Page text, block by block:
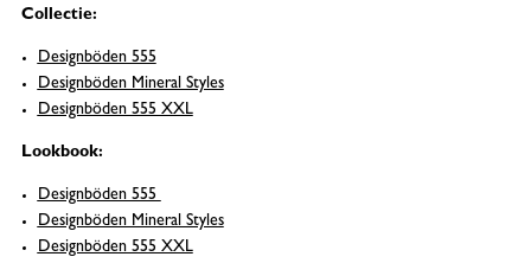
Collectie:
Designböden 555
Designböden Mineral Styles
Designböden 555 XXL
Lookbook:
Designböden 555
Designböden Mineral Styles
Designböden 555 XXL